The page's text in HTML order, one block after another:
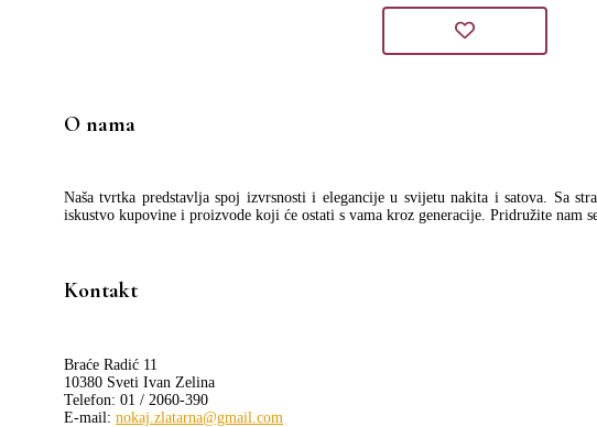
cijena
bila
O nama
Naša tvrtka predstavlja spoj izvrsnosti i elegancije u svijetu nakita i satova. Sa
iskustvo kupovine i proizvode koji će ostati s vama kroz generacije. Pridružite nam
Kontakt
Braće Radić 11
10380 Sveti Ivan Zelina
Telefon: 01 / 2060-390
E-mail: nokaj.zlatarna@gmail.com